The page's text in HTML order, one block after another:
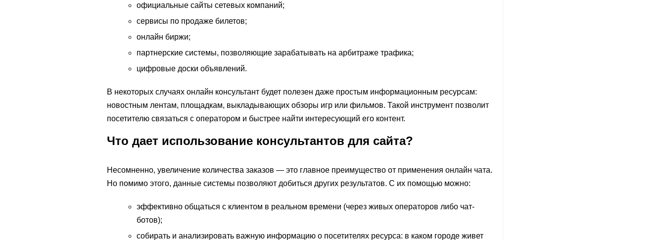
официальные сайты сетевых компаний;
сервисы по продаже билетов;
онлайн биржи;
партнерские системы, позволяющие зарабатывать на арбитраже трафика;
цифровые доски объявлений.
В некоторых случаях онлайн консультант будет полезен даже простым информационным ресурсам:
новостным лентам, площадкам, выкладывающих обзоры игр или фильмов. Такой инструмент позволит
посетителю связаться с оператором и быстрее найти интересующий его контент.
Что дает использование консультантов для сайта?
Несомненно, увеличение количества заказов — это главное преимущество от применения онлайн чата.
Но помимо этого, данные системы позволяют добиться других результатов. С их помощью можно:
эффективно общаться с клиентом в реальном времени (через живых операторов либо чат-
ботов);
собирать и анализировать важную информацию о посетителях ресурса: в каком городе живет